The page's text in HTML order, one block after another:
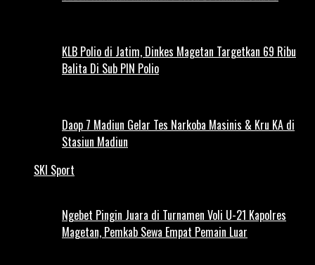
KLB Polio di Jatim, Dinkes Magetan Targetkan 69 Ribu
Balita Di Sub PIN Polio
Daop 7 Madiun Gelar Tes Narkoba Masinis & Kru KA di
Stasiun Madiun
SKI Sport
Ngebet Pingin Juara di Turnamen Voli U-21 Kapolres
Magetan, Pemkab Sewa Empat Pemain Luar